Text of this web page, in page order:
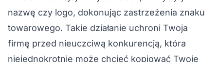
nazwę czy logo, dokonując zastrzeżenia znaku
towarowego. Takie działanie uchroni Twoja
firmę przed nieuczciwą konkurencją, która
niejednokrotnie może chcieć kopiować Twoje